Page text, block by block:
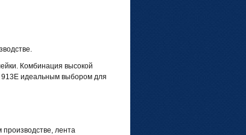
Комбинация высокой
913E идеальным выбором для
лента